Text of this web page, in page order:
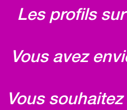
Les profils
Vous avez
Vous